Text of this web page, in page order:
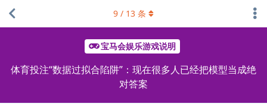
宝马会娱乐游戏说明
体育投注“数据过拟合陷阱”：现在很多人已经把模型当成绝
对答案
9 / 13 条